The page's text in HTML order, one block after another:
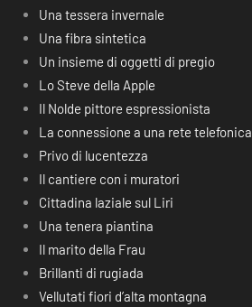
Una tessera invernale
Una fibra sintetica
Un insieme di oggetti di pregio
Lo Steve della Apple
Il Nolde pittore espressionista
La connessione a una rete telefonica
Privo di lucentezza
Il cantiere con i muratori
Cittadina laziale sul Liri
Una tenera piantina
Il marito della Frau
Brillanti di rugiada
Vellutati fiori d’alta montagna